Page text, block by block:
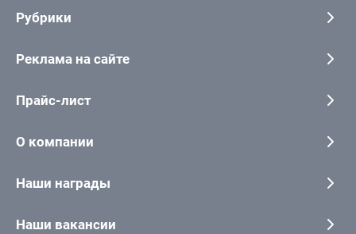
Рубрики
Реклама на сайте
Прайс-лист
О компании
Наши награды
Наши вакансии